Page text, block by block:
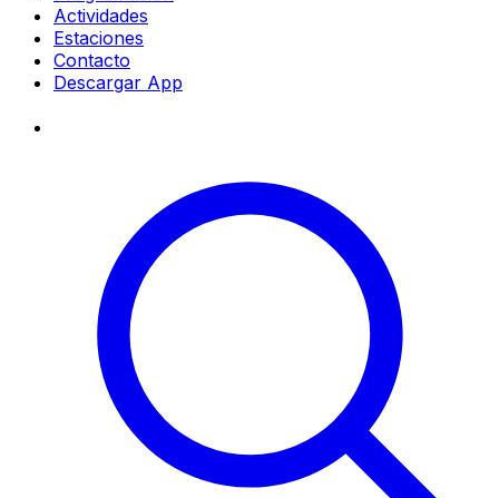
Actividades
Estaciones
Contacto
Descargar App